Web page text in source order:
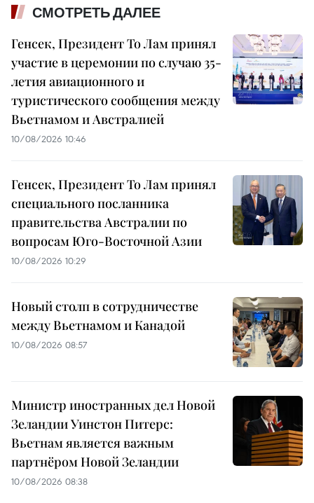
СМОТРЕТЬ ДАЛЕЕ
Генсек, Президент То Лам принял
участие в церемонии по случаю 35-
летия авиационного и
туристического сообщения между
Вьетнамом и Австралией
10/08/2026 10:46
Генсек, Президент То Лам принял
специального посланника
правительства Австралии по
вопросам Юго-Восточной Азии
10/08/2026 10:29
Новый столп в сотрудничестве
между Вьетнамом и Канадой
10/08/2026 08:57
Министр иностранных дел Новой
Зеландии Уинстон Питерс:
Вьетнам является важным
партнёром Новой Зеландии
10/08/2026 08:38